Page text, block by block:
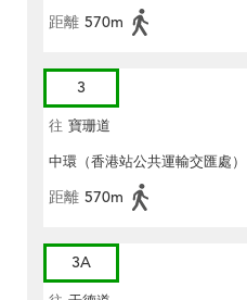
距離 570m
3
往 寶珊道
中環（香港站公共運輸交匯處）
距離 570m
3A